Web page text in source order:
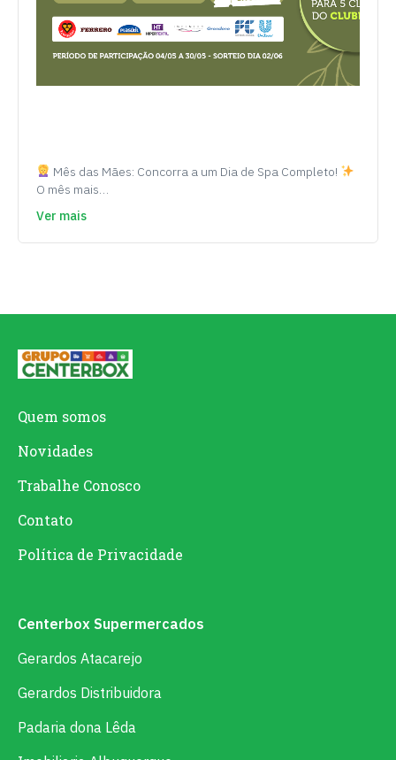
Mês das Mães: Concorra a um Dia de Spa Completo!
O mês mais…
Ver mais
Quem somos
Novidades
Trabalhe Conosco
Contato
Política de Privacidade
Centerbox Supermercados
Gerardos Atacarejo
Gerardos Distribuidora
Padaria dona Lêda